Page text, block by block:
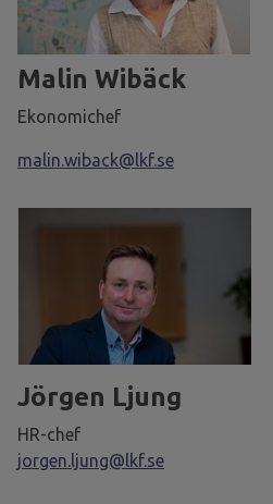
Malin Wibäck
Ekonomichef
malin.wiback@lkf.se
Jörgen Ljung
HR-chef
jorgen.ljung@lkf.se